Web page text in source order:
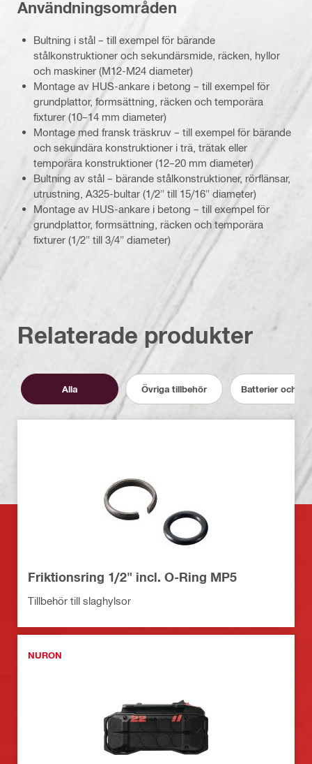
Användningsområden
Bultning i stål – till exempel för bärande
stålkonstruktioner och sekundärsmide, räcken, hyllor
och maskiner (M12-M24 diameter)
Montage av HUS-ankare i betong – till exempel för
grundplattor, formsättning, räcken och temporära
fixturer (10–14 mm diameter)
Montage med fransk träskruv – till exempel för bärande
och sekundära konstruktioner i trä, trätak eller
temporära konstruktioner (12–20 mm diameter)
Bultning av stål – bärande stålkonstruktioner, rörflänsar,
utrustning, A325-bultar (1/2" till 15/16" diameter)
Montage av HUS-ankare i betong – till exempel för
grundplattor, formsättning, räcken och temporära
fixturer (1/2" till 3/4" diameter)
Relaterade produkter
Alla Övriga tillbehör Batterier och
Friktionsring 1/2" incl. O-Ring MP5
Tillbehör till slaghylsor
NURON